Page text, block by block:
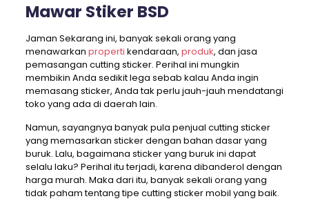
Mawar Stiker BSD
Jaman Sekarang ini, banyak sekali orang yang
menawarkan properti kendaraan, produk, dan jasa
pemasangan cutting sticker. Perihal ini mungkin
membikin Anda sedikit lega sebab kalau Anda ingin
memasang sticker, Anda tak perlu jauh-jauh mendatangi
toko yang ada di daerah lain.
Namun, sayangnya banyak pula penjual cutting sticker
yang memasarkan sticker dengan bahan dasar yang
buruk. Lalu, bagaimana sticker yang buruk ini dapat
selalu laku? Perihal itu terjadi, karena dibanderol dengan
harga murah. Maka dari itu, banyak sekali orang yang
tidak paham tentang tipe cutting sticker mobil yang baik.